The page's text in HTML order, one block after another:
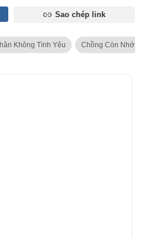
Sao chép link
Không Tình Yêu Chồng Còn Nhớ